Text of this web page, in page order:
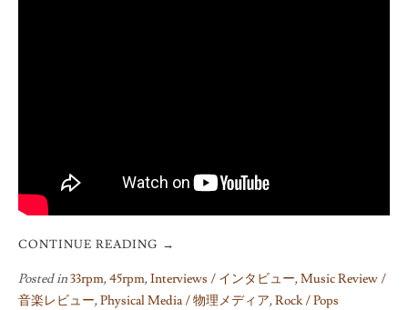
CONTINUE READING →
Posted in33rpm,45rpm,Interviews / インタビュー,Music Review /
音楽レビュー,Physical Media / 物理メディア,Rock / Pops